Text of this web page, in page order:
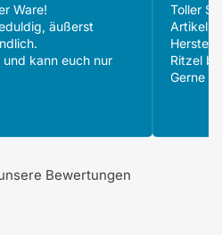
Ware!
äußerst
kann euch nur
Toller
Artikeln
Ritzel
Gerne
Bewertungen